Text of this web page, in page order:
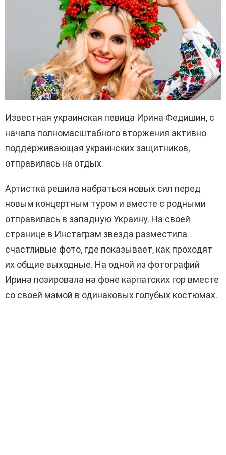
Известная украинская певица Ирина Федишин, с
начала полномасштабного вторжения активно
поддерживающая украинских защитников,
отправилась на отдых.
Артистка решила набраться новых сил перед
новым концертным туром и вместе с родными
отправилась в западную Украину. На своей
странице в Инстаграм звезда разместила
счастливые фото, где показывает, как проходят
их общие выходные. На одной из фотографий
Ирина позировала на фоне карпатских гор вместе
со своей мамой в одинаковых голубых костюмах.